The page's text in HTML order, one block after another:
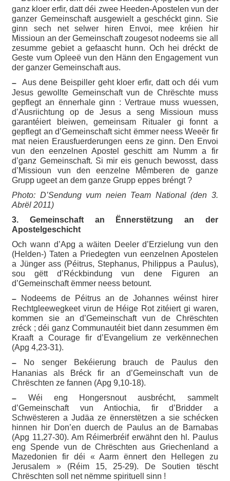
ganz kloer erfir, datt déi zwee Heeden-Apostelen vun der
ganzer Gemeinschaft ausgewielt a geschéckt ginn. Sie
ginn sech net selwer hiren Envoi, mee kréien hir
Missioun an der Gemeinschaft zougesot nodeems sie all
zesumme gebiet a gefaascht hunn. Och hei dréckt de
Geste vum Opleeë vun den Hänn den Engagement vun
der ganzer Gemeinschaft aus.
– Aus dene Beispiller geht kloer erfir, datt och déi vum
Jesus gewollte Gemeinschaft vun de Chrëschte muss
gepflegt an ënnerhale ginn : Vertraue muss wuessen,
d’Ausriichtung op de Jesus a seng Missioun muss
garantéiert bleiwen, gemeinsam Ritualer gi fonnt a
gepflegt an d’Gemeinschaft sicht ëmmer neess Weeër fir
mat neien Erausfuerderungen eens ze ginn. Den Envoi
vun den eenzelnen Apostel geschitt am Numm a fir
d’ganz Gemeinschaft. Si mir eis genuch bewosst, dass
d’Missioun vun den eenzelne Mêmberen de ganze
Grupp ugeet an dem ganze Grupp eppes bréngt ?
Photo: D’Sendung vum neien Team National (den 3.
Abrël 2011)
3. Gemeinschaft an Ënnerstëtzung an der
Apostelgeschicht
Och wann d’Apg a wäiten Deeler d’Erzielung vun den
(Helden-) Taten a Priedegten vun eenzelnen Apostelen
a Jünger ass (Péitrus, Stephanus, Philippus a Paulus),
sou gëtt d’Réckbindung vun dene Figuren an
d’Gemeinschaft ëmmer neess betount.
– Nodeems de Péitrus an de Johannes wéinst hirer
Rechtgleewegkeet virun de Héige Rot zitéiert gi waren,
kommen sie an d’Gemeinschaft vun de Chrëschten
zréck ; déi ganz Communautéit biet dann zesummen ëm
Kraaft a Courage fir d’Evangelium ze verkënnechen
(Apg 4,23-31).
– No senger Bekéierung brauch de Paulus den
Hananias als Bréck fir an d’Gemeinschaft vun de
Chrëschten ze fannen (Apg 9,10-18).
– Wéi eng Hongersnout ausbrécht, sammelt
d’Gemeinschaft vun Antiochia, fir d’Bridder a
Schwësteren a Judäa ze ënnerstëtzen a sie schécken
hinnen hir Don’en duerch de Paulus an de Barnabas
(Apg 11,27-30). Am Réimerbréif erwähnt den hl. Paulus
eng Spende vun de Chrëschten aus Griechenland a
Mazedonien fir déi « Aarm ënnert den Hellegen zu
Jerusalem » (Réim 15, 25-29). De Soutien tëscht
Chrëschten soll net nëmme spirituell sinn !